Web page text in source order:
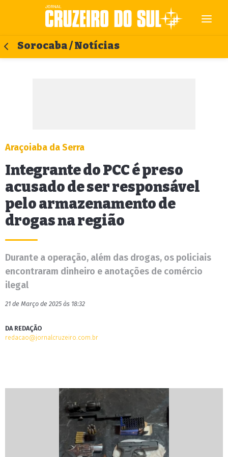
Sorocaba / Notícias
Araçoiaba da Serra
Integrante do PCC é preso
acusado de ser responsável
pelo armazenamento de
drogas na região
Durante a operação, além das drogas, os policiais
encontraram dinheiro e anotações de comércio
ilegal
21 de Março de 2025 às 18:32
DA REDAÇÃO
redacao@jornalcruzeiro.com.br